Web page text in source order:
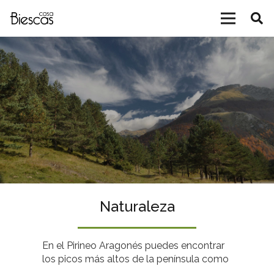
Naturaleza
En el Pirineo Aragonés puedes encontrar
los picos más altos de la península como